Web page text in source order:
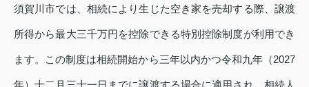
須賀川市では、相続により生じた空き家を売却する際、譲渡
所得から最大三千万円を控除できる特別控除制度が利用でき
ます。この制度は相続開始から三年以内かつ令和九年（2027